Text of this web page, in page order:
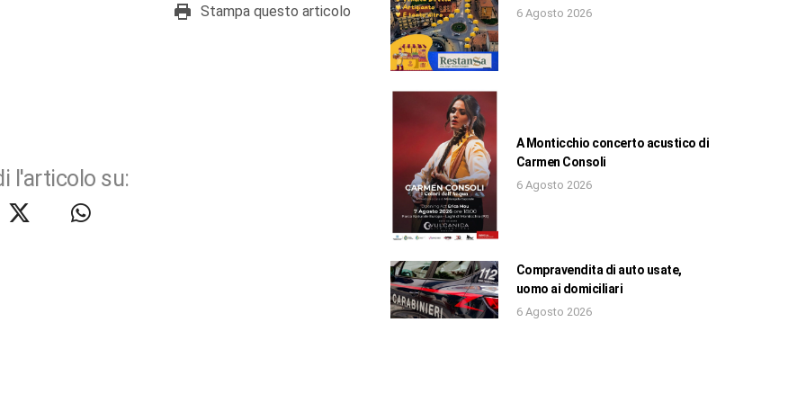
Stampa questo articolo
l'articolo su:
6 Agosto 2026
A Monticchio concerto acustico di
Carmen Consoli
6 Agosto 2026
Compravendita di auto usate,
uomo ai domiciliari
6 Agosto 2026